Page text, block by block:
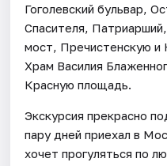
Гоголевский бульвар,
Спасителя,
мост, Пречистенскую
Храм Василия
Красную площадь.
Экскурсия прекрасно
пару дней приехал в
хочет прогуляться по